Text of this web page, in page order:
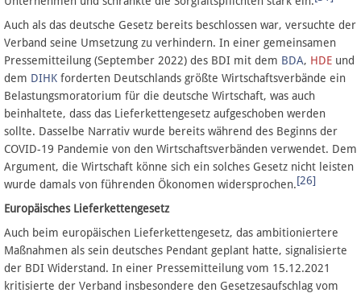
Auch als das deutsche Gesetz bereits beschlossen war, versuchte der
Verband seine Umsetzung zu verhindern. In einer gemeinsamen
Pressemitteilung (September 2022) des BDI mit dem BDA, HDE und
dem DIHK forderten Deutschlands größte Wirtschaftsverbände ein
Belastungsmoratorium für die deutsche Wirtschaft, was auch
beinhaltete, dass das Lieferkettengesetz aufgeschoben werden
sollte. Dasselbe Narrativ wurde bereits während des Beginns der
COVID-19 Pandemie von den Wirtschaftsverbänden verwendet. Dem
Argument, die Wirtschaft könne sich ein solches Gesetz nicht leisten
wurde damals von führenden Ökonomen widersprochen.[26]
Europäisches Lieferkettengesetz
Auch beim europäischen Lieferkettengesetz, das ambitioniertere
Maßnahmen als sein deutsches Pendant geplant hatte, signalisierte
der BDI Widerstand. In einer Pressemitteilung vom 15.12.2021
kritisierte der Verband insbesondere den Gesetzesaufschlag vom